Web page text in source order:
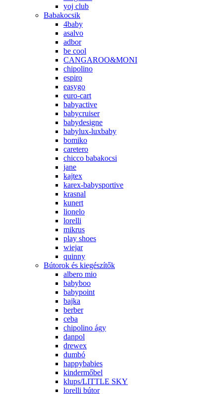
yoj club
Babakocsik
4baby
asalvo
adbor
be cool
CANGAROO&MONI
chipolino
espiro
easygo
euro-cart
babyactive
babycruiser
babydesigne
babylux-luxbaby
bomiko
caretero
chicco babakocsi
jane
kajtex
karex-babysportive
krasnal
kunert
lionelo
lorelli
mikrus
play shoes
wiejar
quinny
Bútorok és kiegészítők
albero mio
babyboo
babypoint
bajka
berber
ceba
chipolino ágy
danpol
drewex
dumbó
happybabies
kindermőbel
klups/LITTLE SKY
lorelli bútor